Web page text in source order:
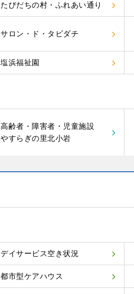
たびだちの村・ふれあい通り
サロン・ド・タビダチ
塩浜福祉園
高齢者・障害者・児童施設
やすらぎの里北小岩
デイサービス空き状況
都市型ケアハウス